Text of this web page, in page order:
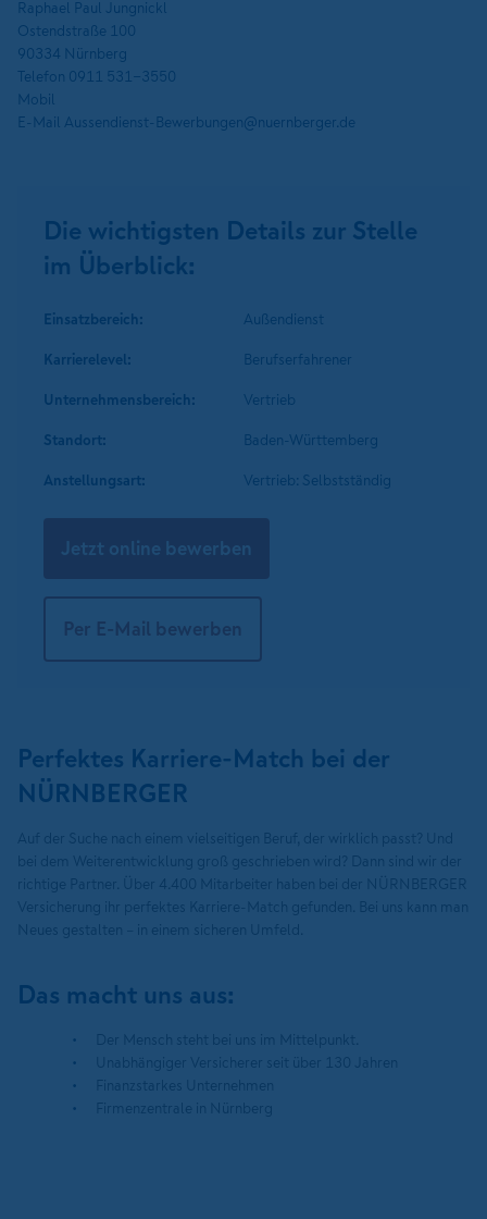
Raphael Paul Jungnickl
Ostendstraße 100
90334 Nürnberg
Telefon 0911 531-3550
Mobil
E-Mail Aussendienst-Bewerbungen@nuernberger.de
Die wichtigsten Details zur Stelle
im Überblick:
Einsatzbereich:
Außendienst
Karrierelevel:
Berufserfahrener
Unternehmens­bereich:
Vertrieb
Standort:
Baden-Württemberg
Anstellungsart:
Vertrieb: Selbstständig
Jetzt online bewerben
Per E-Mail bewerben
Perfektes Karriere-Match bei der
NÜRNBERGER
Das macht uns aus: